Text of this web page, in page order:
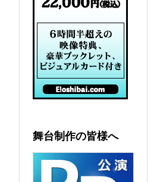
舞台制作の皆様へ